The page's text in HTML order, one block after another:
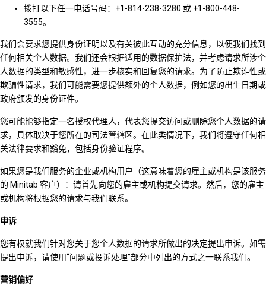
拨打以下任一电话号码：+1-814-238-3280 或 +1-800-448-
3555。
我们会要求您提供身份证明以及有关彼此互动的充分信息，以便我们找到
任何相关个人数据。我们还会根据适用的数据保护法，并考虑请求所涉个
人数据的类型和敏感性，进一步核实和回复您的请求。为了防止欺诈性或
欺骗性请求，我们可能需要您提供额外的个人数据，例如您的出生日期或
政府颁发的身份证件。
您可能能够指定一名授权代理人，代表您提交访问或删除您个人数据的请
求，具体取决于您所在的司法管辖区。在此类情况下，我们将遵守任何相
关法律要求和豁免，包括身份验证程序。
如果您是我们服务的企业或机构用户（这意味着您的雇主或机构是该服务
的 Minitab 客户）：请首先向您的雇主或机构提交请求。然后，您的雇主
或机构将根据您的请求与我们联系。
申诉
您有权就我们针对您关于您个人数据的请求所做出的决定提出申诉。如需
提出申诉，请使用“问题或投诉处理”部分中列出的方式之一联系我们。
营销偏好